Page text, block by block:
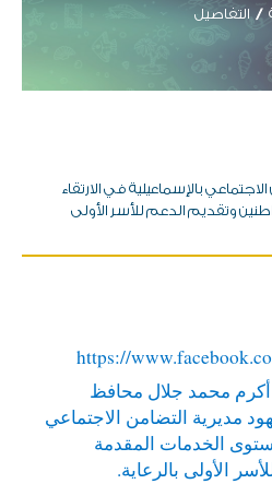
التفاصيل
بالإسماعيلية في الارتقاء
وتقديم الدعم للأسر الأولى
https://
أكرم محمد جلال محافظ
مديرية التضامن الاجتماعي
الخدمات المقدمة
الأولى بالرعاية.